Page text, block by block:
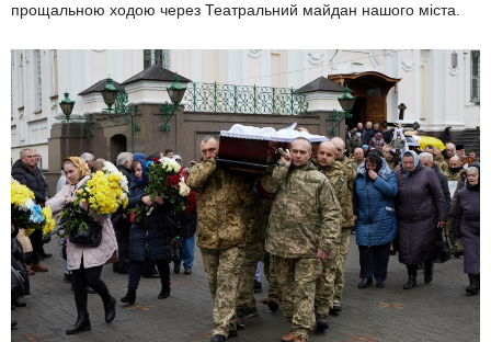
прощальною ходою через Театральний майдан нашого міста.